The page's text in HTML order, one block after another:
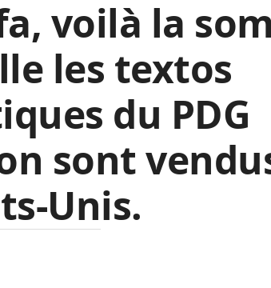
voilà la
les textos
du PDG
sont
Unis.